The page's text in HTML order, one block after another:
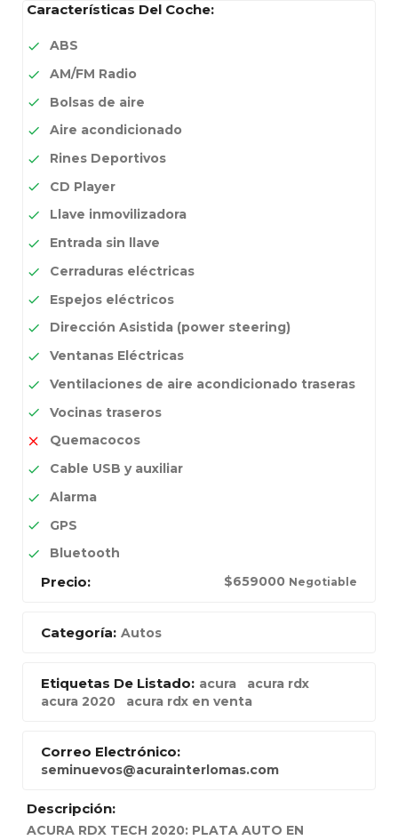
Características Del Coche:
ABS
AM/FM Radio
Bolsas de aire
Aire acondicionado
Rines Deportivos
CD Player
Llave inmovilizadora
Entrada sin llave
Cerraduras eléctricas
Espejos eléctricos
Dirección Asistida (power steering)
Ventanas Eléctricas
Ventilaciones de aire acondicionado traseras
Vocinas traseros
Quemacocos
Cable USB y auxiliar
Alarma
GPS
Bluetooth
Precio: $659000 Negotiable
Categoría: Autos
Etiquetas De Listado: acura
acura rdx
acura 2020
acura rdx en venta
Correo Electrónico:
seminuevos@acurainterlomas.com
Descripción:
ACURA RDX TECH 2020: PLATA AUTO EN